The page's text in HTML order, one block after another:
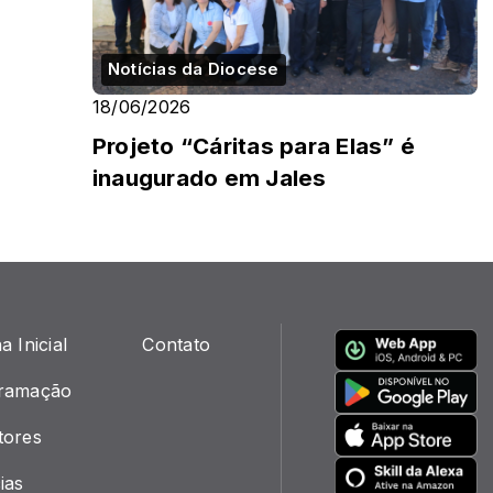
Notícias da Diocese
18/06/2026
Projeto “Cáritas para Elas” é
inaugurado em Jales
Inicial Contato